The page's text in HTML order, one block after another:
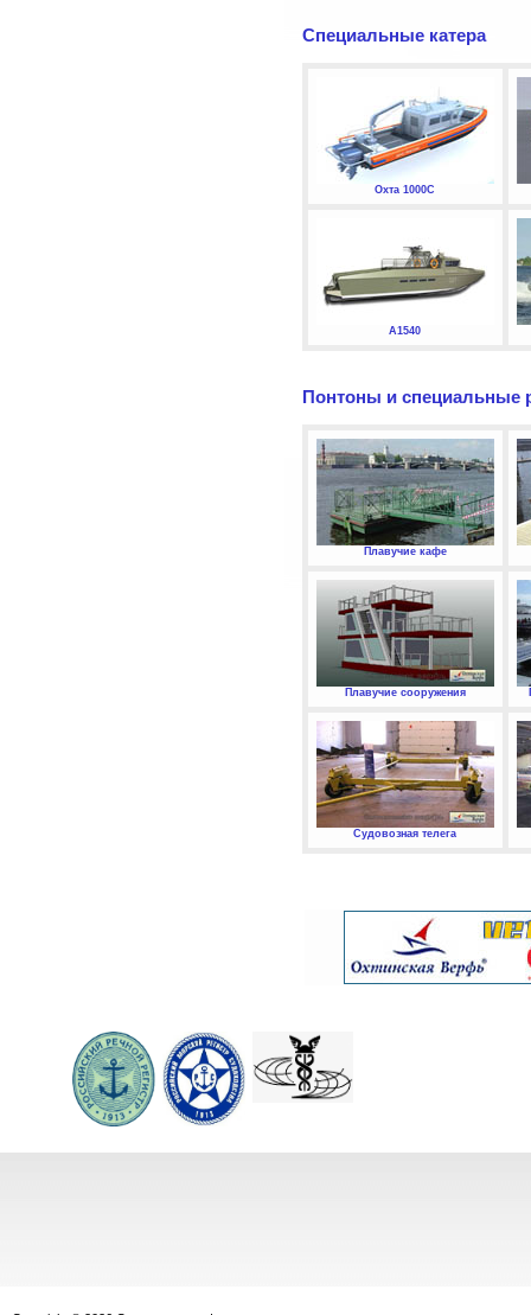
Специальные катера
Охта 1000С
А1540
Понтоны и специальные
Плавучие кафе
Плавучие сооружения
Судовозная телега